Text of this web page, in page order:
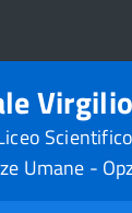
Umane -